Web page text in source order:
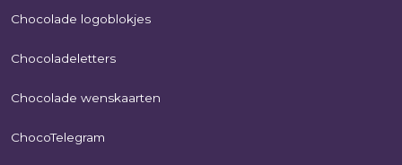
Chocolade logoblokjes
Chocoladeletters
Chocolade wenskaarten
ChocoTelegram